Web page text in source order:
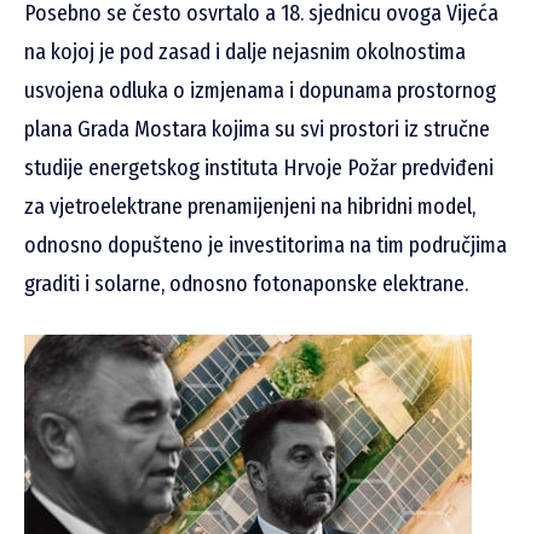
Posebno se često osvrtalo a 18. sjednicu ovoga Vijeća
na kojoj je pod zasad i dalje nejasnim okolnostima
usvojena odluka o izmjenama i dopunama prostornog
plana Grada Mostara kojima su svi prostori iz stručne
studije energetskog instituta Hrvoje Požar predviđeni
za vjetroelektrane prenamijenjeni na hibridni model,
odnosno dopušteno je investitorima na tim područjima
graditi i solarne, odnosno fotonaponske elektrane.